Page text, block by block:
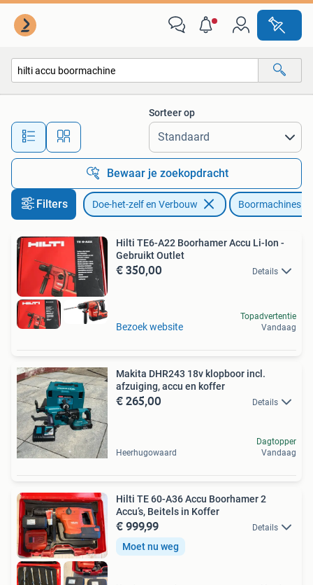
Alle afstanden…
Sorteer op
Bewaar je zoekopdracht
Filters Doe-het-zelf en Verbouw Boormachines
Hilti TE6-A22 Boorhamer Accu Li-Ion -
Gebruikt Outlet
€ 350,00 Details
Bezoek website
Topadvertentie
Vandaag
Makita DHR243 18v klopboor incl.
afzuiging, accu en koffer
€ 265,00 Details
Heerhugowaard
Dagtopper
Vandaag
Hilti TE 60-A36 Accu Boorhamer 2
Accu’s, Beitels in Koffer
€ 999,99 Details
Moet nu weg